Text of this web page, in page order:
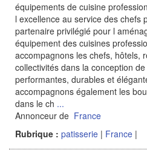
équipements de cuisine
l excellence au service des chefs
partenaire privilégié pour l
équipement des cuisines
accompagnons les chefs, hôtels,
collectivités dans la conception
performantes, durables et
accompagnons également les
dans le ch ...
Annonceur de France
Rubrique : patisserie | France |